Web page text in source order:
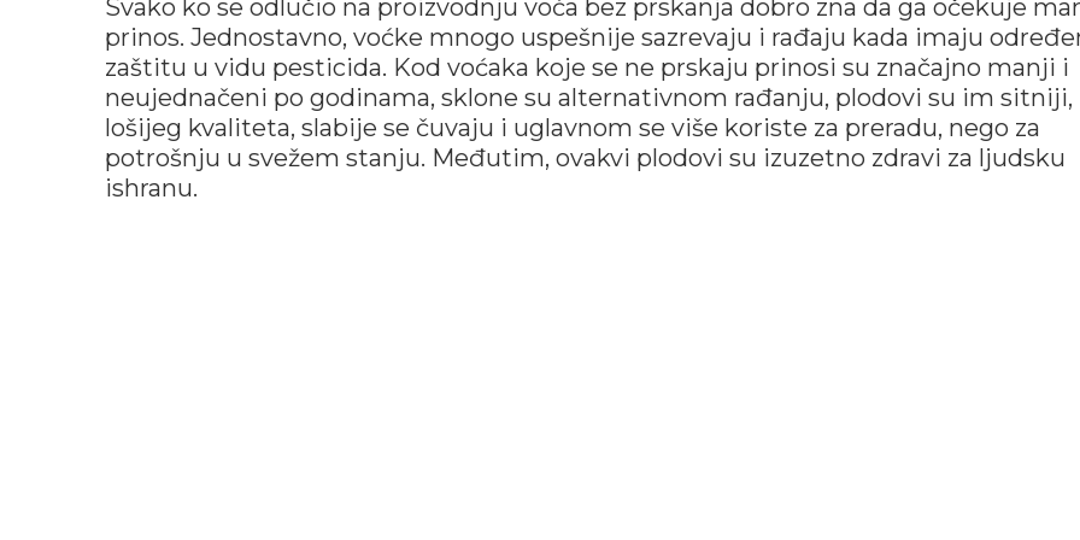
Svako ko se odlučio na proizvodnju voća bez prskanja dobro zna da ga očekuje
prinos. Jednostavno, voćke mnogo uspešnije sazrevaju i rađaju kada imaju
zaštitu u vidu pesticida. Kod voćaka koje se ne prskaju prinosi su značajno manji i
neujednačeni po godinama, sklone su alternativnom rađanju, plodovi su im sitniji,
lošijeg kvaliteta, slabije se čuvaju i uglavnom se više koriste za preradu, nego za
potrošnju u svežem stanju. Međutim, ovakvi plodovi su izuzetno zdravi za ljudsku
ishranu.